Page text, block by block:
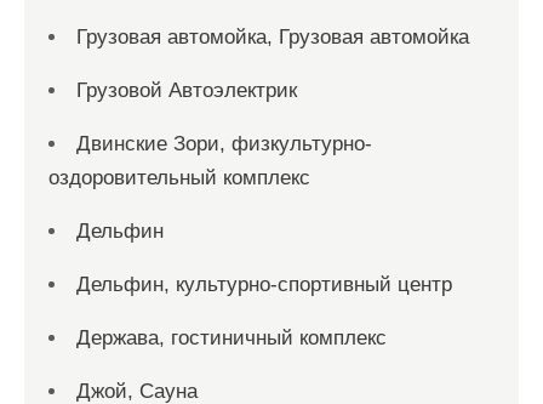
Грузовая автомойка, Грузовая автомойка
Грузовой Автоэлектрик
Двинские Зори, физкультурно-
оздоровительный комплекс
Дельфин
Дельфин, культурно-спортивный центр
Держава, гостиничный комплекс
Джой, Сауна